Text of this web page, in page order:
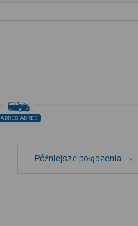
ADRES-ADRES
Późniejsze połączenia